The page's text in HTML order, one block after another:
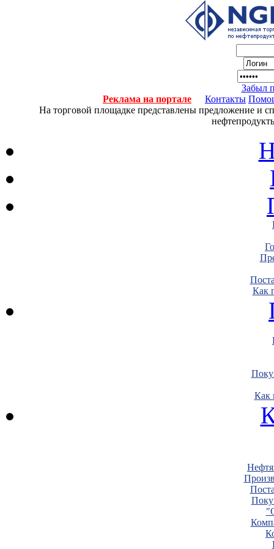
Забыл
Реклама на портале
Контакты
На торговой площадке представлены предложение и
Как
Как